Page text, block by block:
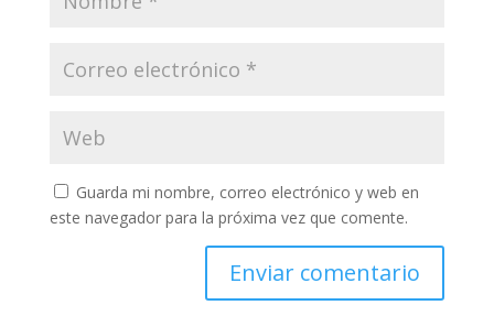
Guarda mi nombre, correo electrónico y web en
este navegador para la próxima vez que comente.